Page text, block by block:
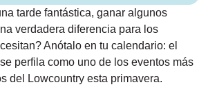
tarde fantástica, ganar algunos
verdadera diferencia para los
Anótalo en tu calendario: el
perfila como uno de los eventos más
del Lowcountry esta primavera.